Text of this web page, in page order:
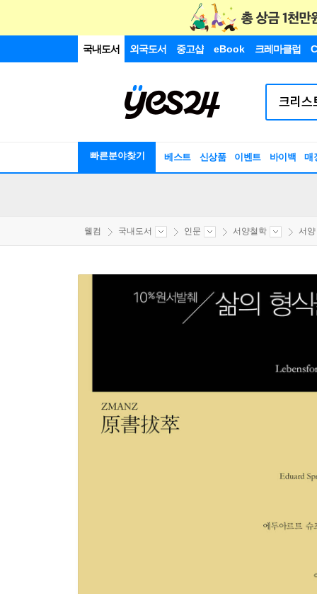
국내도서 외국도서 중고샵 eBook 크레마클럽
빠른분야찾기 베스트 신상품 이벤트 바이백 매
웰컴 국내도서 인문 서양철학 서